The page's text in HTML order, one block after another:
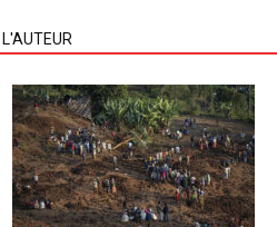
L'AUTEUR